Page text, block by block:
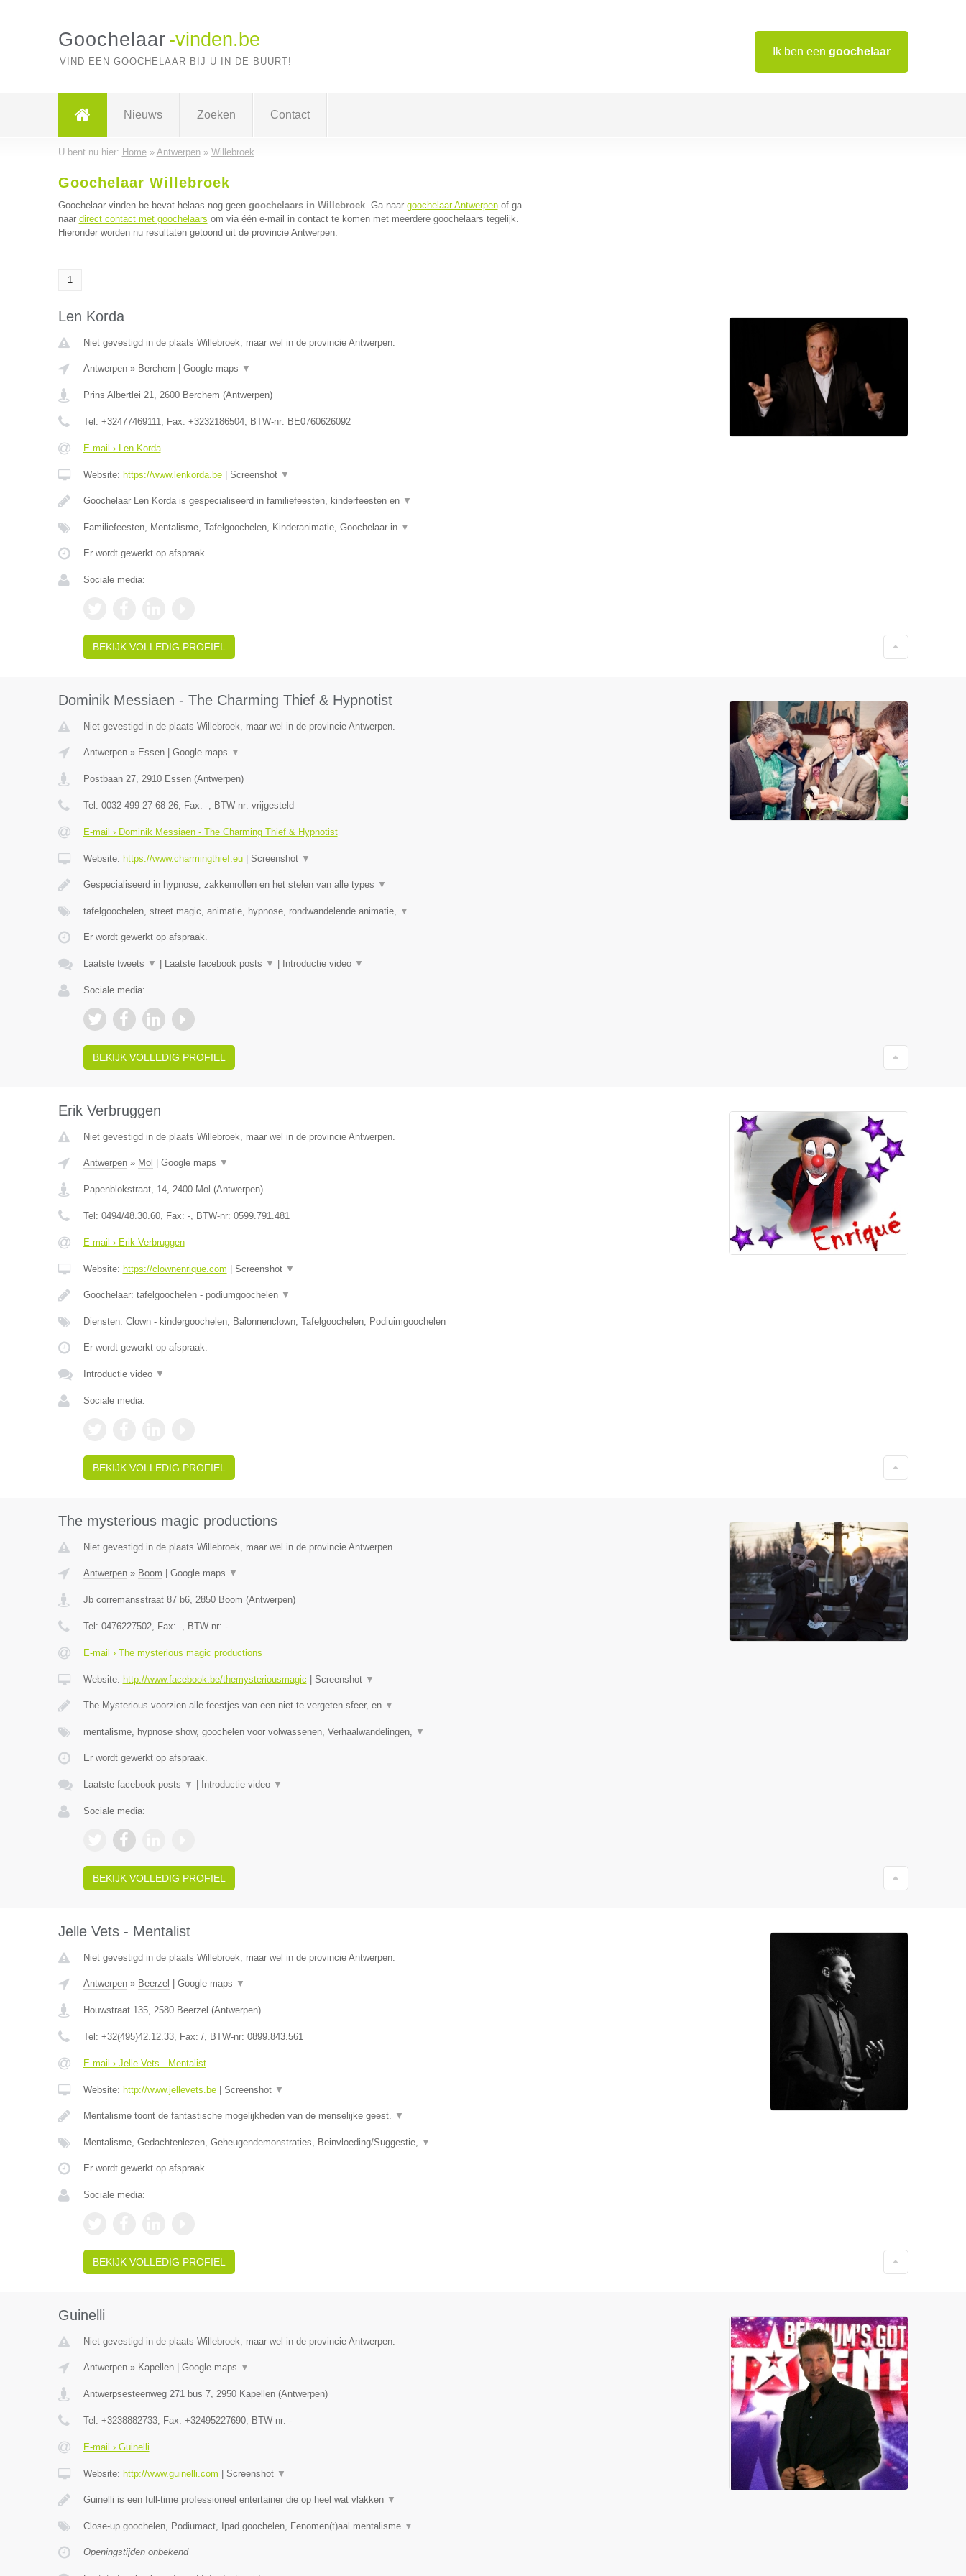
Ik ben een goochelaar
Goochelaar -vinden.be
VIND EEN GOOCHELAAR BIJ U IN DE BUURT!
Nieuws Zoeken Contact
U bent nu hier: Home» Antwerpen» Willebroek
Goochelaar Willebroek
Goochelaar-vinden.be bevat helaas nog geen goochelaars in Willebroek. Ga naar goochelaar Antwerpenof ga
naar direct contact met goochelaars om via één e-mail in contact te komen met meerdere goochelaars tegelijk.
Hieronder worden nu resultaten getoond uit de provincie Antwerpen.
1
Len Korda
Niet gevestigd in de plaats Willebroek, maar wel in de provincie Antwerpen.
Antwerpen» Berchem Google maps ▼
Prins Albertlei 21, 2600 Berchem (Antwerpen)
Tel: +32477469111, Fax: +3232186504, BTW-nr: BE0760626092
E-mail › Len Korda
Website: https://www.lenkorda.be| Screenshot ▼
Goochelaar Len Korda is gespecialiseerd in familiefeesten, kinderfeesten en ▼
Familiefeesten, Mentalisme, Tafelgoochelen, Kinderanimatie, Goochelaar in ▼
Er wordt gewerkt op afspraak.
Sociale media:
BEKIJK VOLLEDIG PROFIEL
Dominik Messiaen - The Charming Thief & Hypnotist
Niet gevestigd in de plaats Willebroek, maar wel in de provincie Antwerpen.
Antwerpen» Essen| Google maps ▼
Postbaan 27, 2910 Essen(Antwerpen)
Tel: 0032 499 27 68 26, Fax: -, BTW-nr: vrijgesteld
E-mail › Dominik Messiaen - The Charming Thief & Hypnotist
Website: https://www.charmingthief.eu| Screenshot ▼
Gespecialiseerd in hypnose, zakkenrollen en het stelen van alle types ▼
tafelgoochelen, street magic, animatie, hypnose, rondwandelende animatie, ▼
Er wordt gewerkt op afspraak.
Laatste tweets ▼ Laatste facebook posts ▼ Introductie video ▼
Sociale media:
BEKIJK VOLLEDIG PROFIEL
Erik Verbruggen
Niet gevestigd in de plaats Willebroek, maar wel in de provincie Antwerpen.
Antwerpen» Mol Google maps ▼
Papenblokstraat, 14, 2400 Mol (Antwerpen)
Tel: 0494/48.30.60, Fax: -, BTW-nr: 0599.791.481
E-mail › Erik Verbruggen
Website: https://clownenrique.com Screenshot ▼
Goochelaar: tafelgoochelen - podiumgoochelen ▼
Diensten: Clown - kindergoochelen, Balonnenclown, Tafelgoochelen, Podiuimgoochelen
Er wordt gewerkt op afspraak.
Introductie video ▼
Sociale media:
BEKIJK VOLLEDIG PROFIEL
The mysterious magic productions
Niet gevestigd in de plaats Willebroek, maar wel in de provincie Antwerpen.
Antwerpen» Boom Google maps ▼
Jb corremansstraat 87 b6, 2850 Boom (Antwerpen)
Tel: 0476227502, Fax: -, BTW-nr: -
E-mail › The mysterious magic productions
Website: http://www.facebook.be/themysteriousmagic Screenshot ▼
The Mysterious voorzien alle feestjes van een niet te vergeten sfeer, en ▼
mentalisme, hypnose show, goochelen voor volwassenen, Verhaalwandelingen, ▼
Er wordt gewerkt op afspraak.
Laatste facebook posts ▼ Introductie video ▼
Sociale media:
BEKIJK VOLLEDIG PROFIEL
Jelle Vets - Mentalist
Niet gevestigd in de plaats Willebroek, maar wel in de provincie Antwerpen.
Antwerpen» Beerzel Google maps ▼
Houwstraat 135, 2580 Beerzel (Antwerpen)
Tel: +32(495)42.12.33, Fax: /, BTW-nr: 0899.843.561
E-mail › Jelle Vets - Mentalist
Website: http://www.jellevets.be| Screenshot ▼
Mentalisme toont de fantastische mogelijkheden van de menselijke geest. ▼
Mentalisme, Gedachtenlezen, Geheugendemonstraties, Beinvloeding/Suggestie, ▼
Er wordt gewerkt op afspraak.
Sociale media:
BEKIJK VOLLEDIG PROFIEL
Guinelli
Niet gevestigd in de plaats Willebroek, maar wel in de provincie Antwerpen.
Antwerpen» Kapellen| Google maps ▼
Antwerpsesteenweg 271 bus 7, 2950 Kapellen(Antwerpen)
Tel: +3238882733, Fax: +32495227690, BTW-nr: -
E-mail › Guinelli
Website: http://www.guinelli.com Screenshot ▼
Guinelli is een full-time professioneel entertainer die op heel wat vlakken ▼
Close-up goochelen, Podiumact, Ipad goochelen, Fenomen(t)aal mentalisme ▼
Openingstijden onbekend